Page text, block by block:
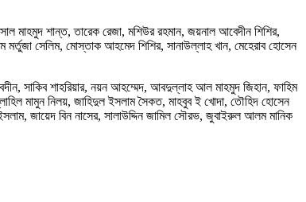
মাহমুদ শান্ত, তারেক রেজা, মশিউর রহমান, জয়নাল আবেদীন শিশির,
সেলিম, মোস্তাক আহমেদ শিশির, সানাউল্লাহ খান, মেহেরাব হোসেন
সাকিব শাহরিয়ার, নয়ন আহম্মেদ, আবদুল্লাহ আল মাহমুদ জিহান, ফাহিম
মামুন নিলয়, জাহিদুল ইসলাম সৈকত, মাহবুব ই খোদা, তৌহিদ হোসেন
জায়েদ বিন নাসের, সালাউদ্দিন জামিল সৌরভ, জুবাইরুল আলম মানিক